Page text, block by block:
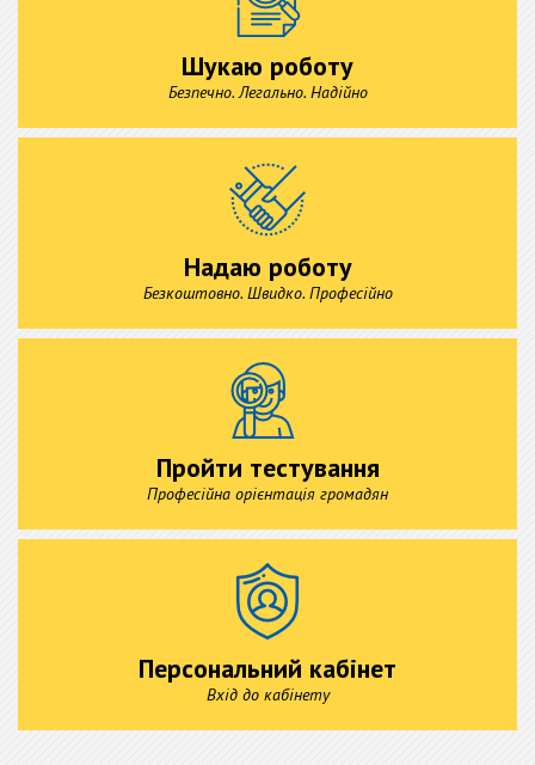
Шукаю роботу
Безпечно. Легально. Надійно
Надаю роботу
Безкоштовно. Швидко. Професійно
Пройти тестування
Професійна орієнтація громадян
Персональний кабінет
Вхід до кабінету